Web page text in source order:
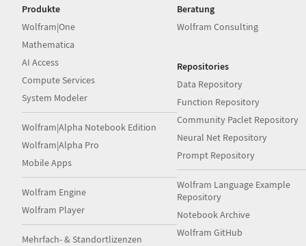
Produkte
Wolfram|One
Mathematica
AI Access
Compute Services
System Modeler
Wolfram|Alpha Notebook Edition
Wolfram|Alpha Pro
Mobile Apps
Wolfram Engine
Wolfram Player
Mehrfach- & Standortlizenzen
Beratung
Wolfram Consulting
Repositories
Data Repository
Function Repository
Community Paclet Repository
Neural Net Repository
Prompt Repository
Wolfram Language Example
Repository
Notebook Archive
Wolfram GitHub